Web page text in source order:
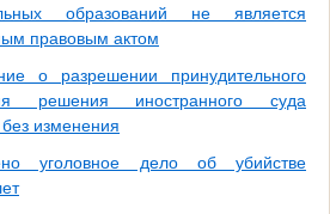
образований не является
правовым актом
о разрешении принудительного
решения иностранного суда
изменения
уголовное дело об убийстве